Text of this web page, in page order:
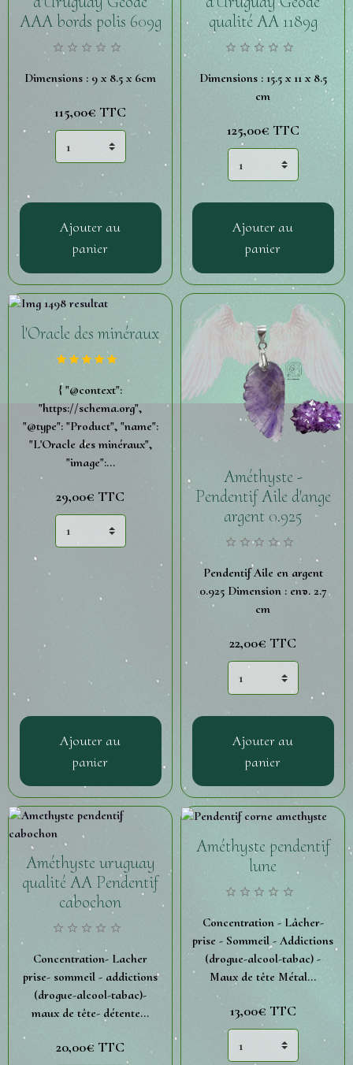
AAA bords polis 609g
Dimensions : 9 x 8.5 x 6cm
115,00€ TTC
Ajouter au
panier
qualité AA 1189g
Dimensions : 15.5 x 11 x 8.5
cm
125,00€ TTC
Ajouter au
panier
l'Oracle des minéraux
{ "@context":
"https://schema.org",
"@type": "Product", "name":
"L'Oracle des minéraux",
"image":...
29,00€ TTC
Ajouter au
panier
Améthyste -
Pendentif Aile d'ange
argent 0.925
Pendentif Aile en argent
0.925 Dimension : env. 2.7
cm
22,00€ TTC
Ajouter au
panier
Améthyste uruguay
qualité AA Pendentif
cabochon
Concentration- Lacher
prise- sommeil - addictions
(drogue-alcool-tabac)-
maux de tête- détente...
20,00€ TTC
Améthyste pendentif
lune
Concentration - Lâcher-
prise - Sommeil - Addictions
(drogue-alcool-tabac) -
Maux de tête Métal...
13,00€ TTC